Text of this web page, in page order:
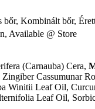
bőr, Kombinált bőr,
Available @ Store
(Carnauba) Cera,
Cassumunar
Winitii Leaf Oil,
Leaf Oil,